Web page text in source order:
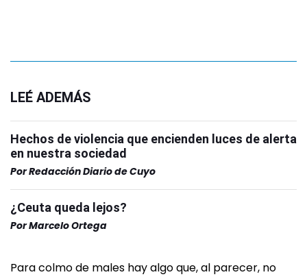
LEÉ ADEMÁS
Hechos de violencia que encienden luces de alerta
en nuestra sociedad
PorRedacción Diario de Cuyo
¿Ceuta queda lejos?
PorMarcelo Ortega
Para colmo de males hay algo que, al parecer, no